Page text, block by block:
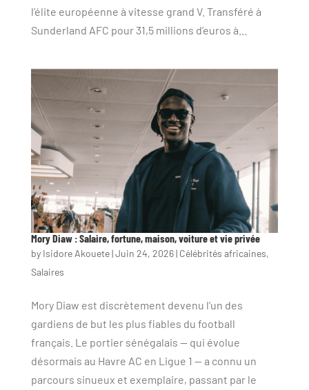
l’élite européenne à vitesse grand V. Transféré à
Sunderland AFC pour 31,5 millions d’euros à...
Mory Diaw : Salaire, fortune, maison, voiture et vie privée
by Isidore Akouete|Juin 24, 2026| Célébrités africaines,
Salaires
Mory Diaw est discrètement devenu l’un des
gardiens de but les plus fiables du football
français. Le portier sénégalais — qui évolue
désormais au Havre AC en Ligue 1 — a connu un
parcours sinueux et exemplaire, passant par le